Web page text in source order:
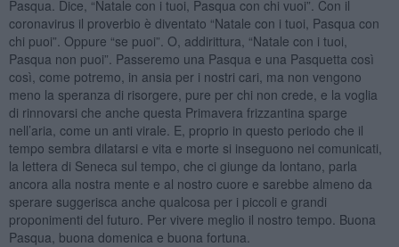
Pasqua. Dice, “Natale con i tuoi, Pasqua con chi vuoi”. Con il
coronavirus il proverbio è diventato “Natale con i tuoi, Pasqua con
chi puoi”. Oppure “se puoi”. O, addirittura, “Natale con i tuoi,
Pasqua non puoi”. Passeremo una Pasqua e una Pasquetta così
così, come potremo, in ansia per i nostri cari, ma non vengono
meno la speranza di risorgere, pure per chi non crede, e la voglia
di rinnovarsi che anche questa Primavera frizzantina sparge
nell’aria, come un anti virale. E, proprio in questo periodo che il
tempo sembra dilatarsi e vita e morte si inseguono nei comunicati,
la lettera di Seneca sul tempo, che ci giunge da lontano, parla
ancora alla nostra mente e al nostro cuore e sarebbe almeno da
sperare suggerisca anche qualcosa per i piccoli e grandi
proponimenti del futuro. Per vivere meglio il nostro tempo. Buona
Pasqua, buona domenica e buona fortuna.